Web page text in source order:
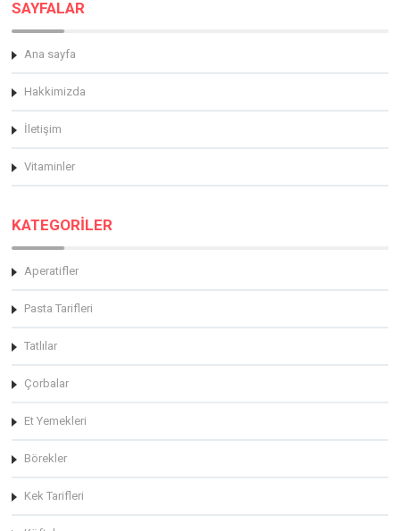
SAYFALAR
Ana sayfa
Hakkimizda
İletişim
Vitaminler
KATEGORİLER
Aperatifler
Pasta Tarifleri
Tatlılar
Çorbalar
Et Yemekleri
Börekler
Kek Tarifleri